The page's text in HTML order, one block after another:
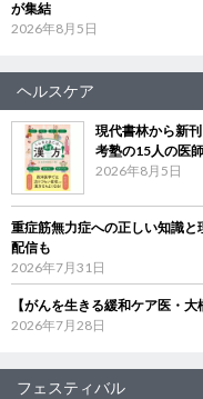
が集結
2026年8月5日
ヘルスケア
現代書林から新
考塾の15人の医
2026年8月5日
重症筋無力症への正しい知識
配信も
2026年7月31日
【がんを生きる緩和ケア医・
2026年7月28日
フェスティバル